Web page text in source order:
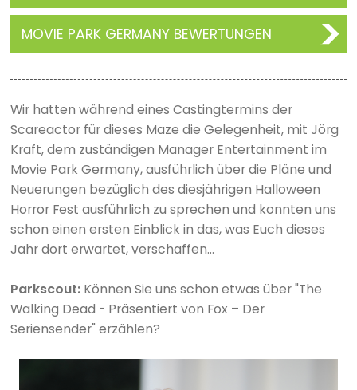
MOVIE PARK GERMANY BEWERTUNGEN
Wir hatten während eines Castingtermins der
Scareactor für dieses Maze die Gelegenheit, mit Jörg
Kraft, dem zuständigen Manager Entertainment im
Movie Park Germany, ausführlich über die Pläne und
Neuerungen bezüglich des diesjährigen Halloween
Horror Fest ausführlich zu sprechen und konnten uns
schon einen ersten Einblick in das, was Euch dieses
Jahr dort erwartet, verschaffen...
Parkscout: Können Sie uns schon etwas über "The
Walking Dead - Präsentiert von Fox – Der
Seriensender" erzählen?